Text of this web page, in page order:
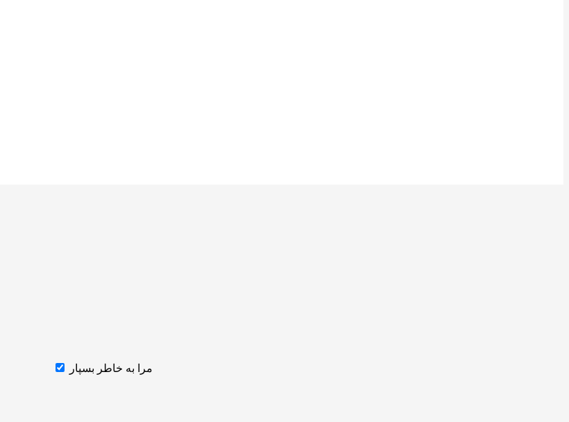
مرا به خاطر بسپار